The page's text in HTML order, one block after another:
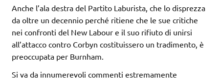
Anche l’ala destra del Partito Laburista, che lo disprezza
da oltre un decennio perché ritiene che le sue critiche
nei confronti del New Labour e il suo rifiuto di unirsi
all’attacco contro Corbyn costituissero un tradimento, è
preoccupata per Burnham.
Si va da innumerevoli commenti estremamente